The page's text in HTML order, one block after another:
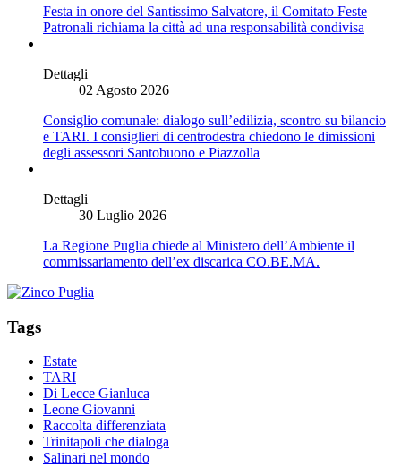
Festa in onore del Santissimo Salvatore, il Comitato Feste
Patronali richiama la città ad una responsabilità condivisa
Dettagli
02 Agosto 2026
Consiglio comunale: dialogo sull’edilizia, scontro su bilancio
e TARI. I consiglieri di centrodestra chiedono le dimissioni
degli assessori Santobuono e Piazzolla
Dettagli
30 Luglio 2026
La Regione Puglia chiede al Ministero dell’Ambiente il
commissariamento dell’ex discarica CO.BE.MA.
Tags
Estate
TARI
Di Lecce Gianluca
Leone Giovanni
Raccolta differenziata
Trinitapoli che dialoga
Salinari nel mondo